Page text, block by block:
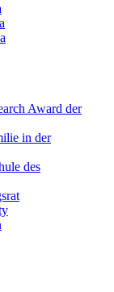
Award der
in der
des